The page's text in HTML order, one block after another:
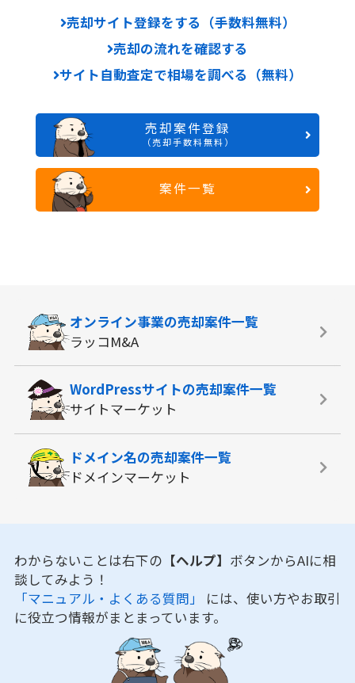
売却サイト登録をする（手数料無料）
売却の流れを確認する
サイト自動査定で相場を調べる（無料）
売却案件登録
（売却手数料無料）
案件一覧
オンライン事業の売却案件一覧
ラッコM&A
WordPressサイトの売却案件一覧
サイトマーケット
ドメイン名の売却案件一覧
ドメインマーケット
わからないことは右下の 【ヘルプ】 ボタンからAIに相
談してみよう！
「マニュアル・よくある質問」 には、使い方やお取引
に役立つ情報がまとまっています。